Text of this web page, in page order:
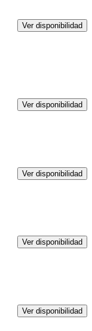
Ver disponibilidad
Ver disponibilidad
Ver disponibilidad
Ver disponibilidad
Ver disponibilidad